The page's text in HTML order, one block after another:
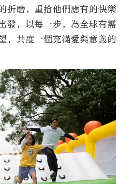
折磨，重拾他們應有的快樂
發，以每一步，為全球有需
，共度一個充滿愛與意義的